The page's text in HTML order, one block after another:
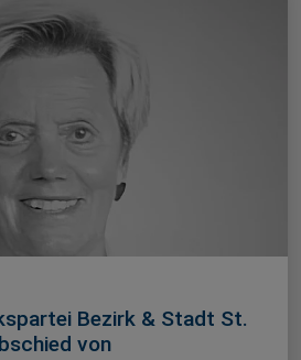
Bezirk & Stadt St.
von